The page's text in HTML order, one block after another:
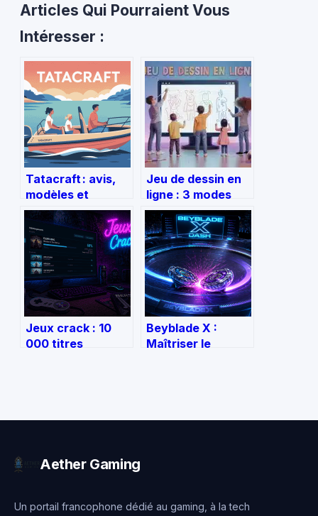
Articles Qui Pourraient Vous
Intéresser :
Tatacraft : avis,
modèles et
usages d’un engin
pas comme les
autres
Jeu de dessin en
ligne : 3 modes
pour s’amuser,
défier l’IA et
tester votre
créativité
Jeux crack : 10
000 titres
Beyblade X :
Maîtriser le
Aether Gaming
Un portail francophone dédié au gaming, à la tech